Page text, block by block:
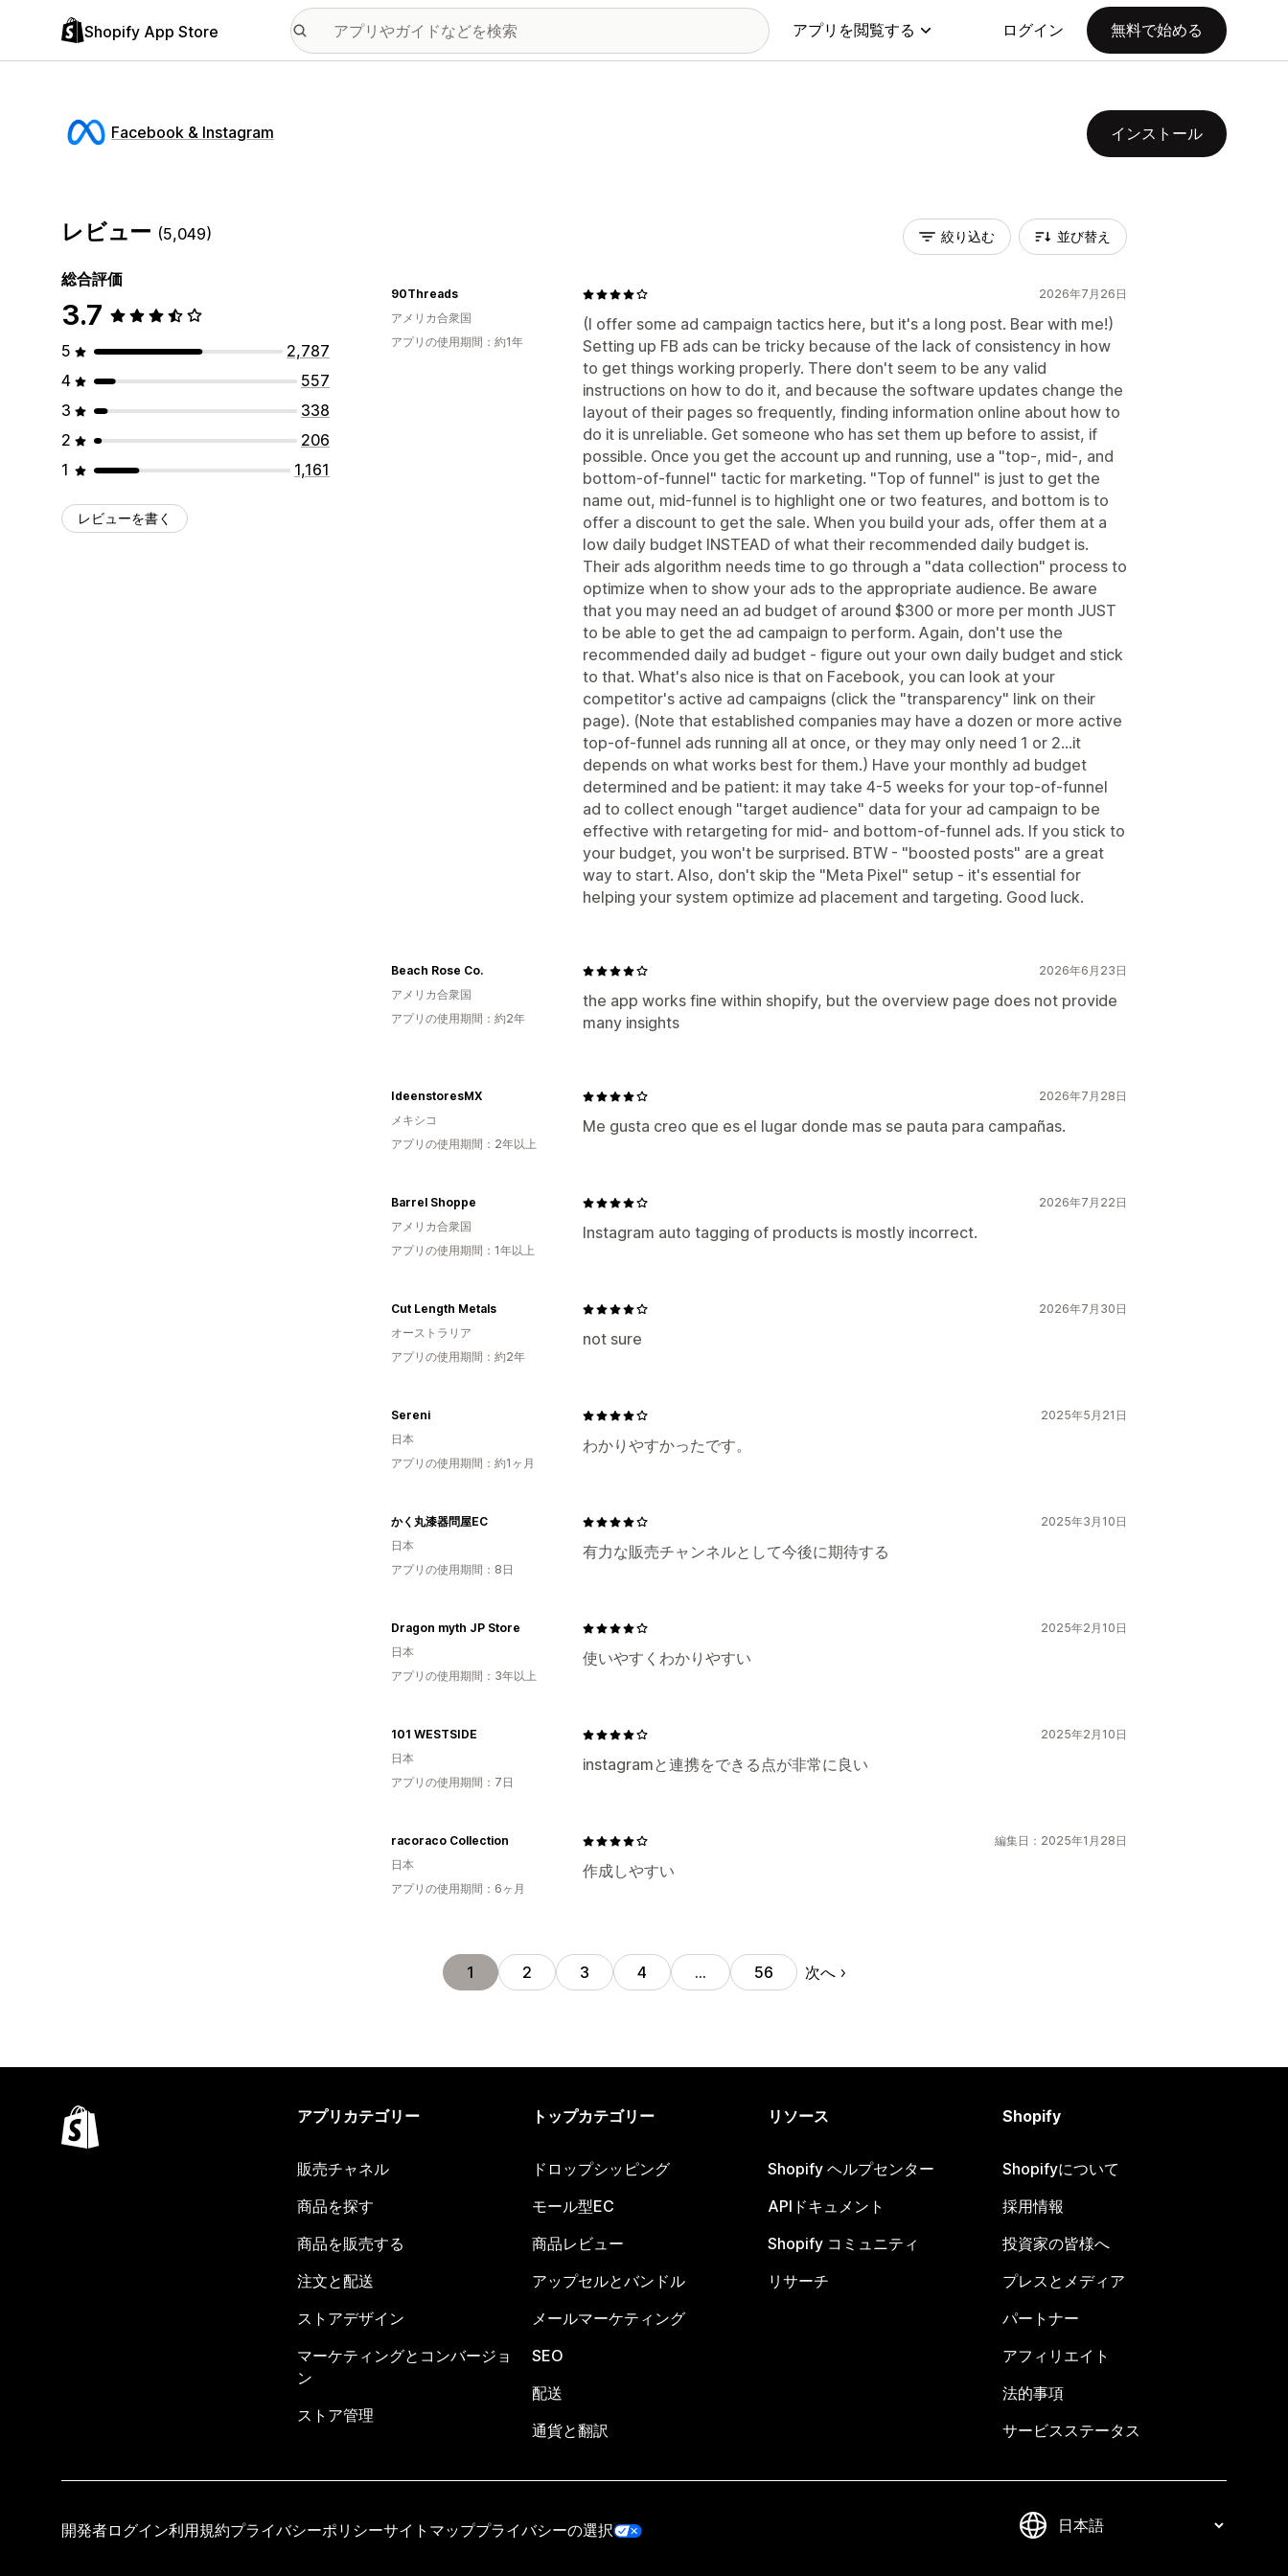
Shopify App Store アプリを閲覧する ログイン 無料で始める
Facebook & Instagram インストール
レビュー (5,049)
総合評価
3.7
5
2,787
4
557
3
338
2
206
1
1,161
レビューを書く
絞り込む 並び替え
2026年7月26日
(I offer some ad campaign tactics here, but it's a long post. Bear with me!)
Setting up FB ads can be tricky because of the lack of consistency in how
to get things working properly. There don't seem to be any valid
instructions on how to do it, and because the software updates change the
layout of their pages so frequently, finding information online about how to
do it is unreliable. Get someone who has set them up before to assist, if
possible. Once you get the account up and running, use a "top-, mid-, and
bottom-of-funnel" tactic for marketing. "Top of funnel" is just to get the
name out, mid-funnel is to highlight one or two features, and bottom is to
offer a discount to get the sale. When you build your ads, offer them at a
low daily budget INSTEAD of what their recommended daily budget is.
Their ads algorithm needs time to go through a "data collection" process to
optimize when to show your ads to the appropriate audience. Be aware
that you may need an ad budget of around $300 or more per month JUST
to be able to get the ad campaign to perform. Again, don't use the
recommended daily ad budget - figure out your own daily budget and stick
to that. What's also nice is that on Facebook, you can look at your
competitor's active ad campaigns (click the "transparency" link on their
page). (Note that established companies may have a dozen or more active
top-of-funnel ads running all at once, or they may only need 1 or 2...it
depends on what works best for them.) Have your monthly ad budget
determined and be patient: it may take 4-5 weeks for your top-of-funnel
ad to collect enough "target audience" data for your ad campaign to be
effective with retargeting for mid- and bottom-of-funnel ads. If you stick to
your budget, you won't be surprised. BTW - "boosted posts" are a great
way to start. Also, don't skip the "Meta Pixel" setup - it's essential for
helping your system optimize ad placement and targeting. Good luck.
90Threads
アメリカ合衆国
アプリの使用期間：約1年
2026年6月23日
the app works fine within shopify, but the overview page does not provide
many insights
Beach Rose Co.
アメリカ合衆国
アプリの使用期間：約2年
2026年7月28日
Me gusta creo que es el lugar donde mas se pauta para campañas.
IdeenstoresMX
メキシコ
アプリの使用期間：2年以上
2026年7月22日
Instagram auto tagging of products is mostly incorrect.
Barrel Shoppe
アメリカ合衆国
アプリの使用期間：1年以上
2026年7月30日
not sure
Cut Length Metals
オーストラリア
アプリの使用期間：約2年
2025年5月21日
わかりやすかったです。
Sereni
日本
アプリの使用期間：約1ヶ月
2025年3月10日
有力な販売チャンネルとして今後に期待する
かく丸漆器問屋EC
日本
アプリの使用期間：8日
2025年2月10日
使いやすくわかりやすい
Dragon myth JP Store
日本
アプリの使用期間：3年以上
2025年2月10日
instagramと連携をできる点が非常に良い
101 WESTSIDE
日本
アプリの使用期間：7日
編集日：2025年1月28日
作成しやすい
racoraco Collection
日本
アプリの使用期間：6ヶ月
1 2 3 4 … 56 次へ
アプリカテゴリー
販売チャネル
商品を探す
商品を販売する
注文と配送
ストアデザイン
マーケティングとコンバージョ
ン
ストア管理
トップカテゴリー
ドロップシッピング
モール型EC
商品レビュー
アップセルとバンドル
メールマーケティング
SEO
配送
通貨と翻訳
リソース
Shopify ヘルプセンター
APIドキュメント
Shopify コミュニティ
リサーチ
Shopify
Shopifyについて
採用情報
投資家の皆様へ
プレスとメディア
パートナー
アフィリエイト
法的事項
サービスステータス
開発者ログイン利用規約プライバシーポリシーサイトマッププライバシーの選択